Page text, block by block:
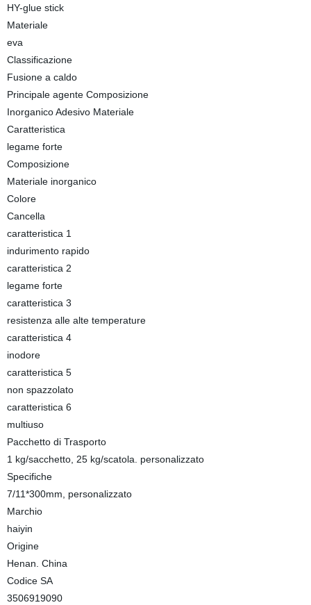
HY-glue stick
Materiale
eva
Classificazione
Fusione a caldo
Principale agente Composizione
Inorganico Adesivo Materiale
Caratteristica
legame forte
Composizione
Materiale inorganico
Colore
Cancella
caratteristica 1
indurimento rapido
caratteristica 2
legame forte
caratteristica 3
resistenza alle alte temperature
caratteristica 4
inodore
caratteristica 5
non spazzolato
caratteristica 6
multiuso
Pacchetto di Trasporto
1 kg/sacchetto, 25 kg/scatola. personalizzato
Specifiche
7/11*300mm, personalizzato
Marchio
haiyin
Origine
Henan. China
Codice SA
3506919090